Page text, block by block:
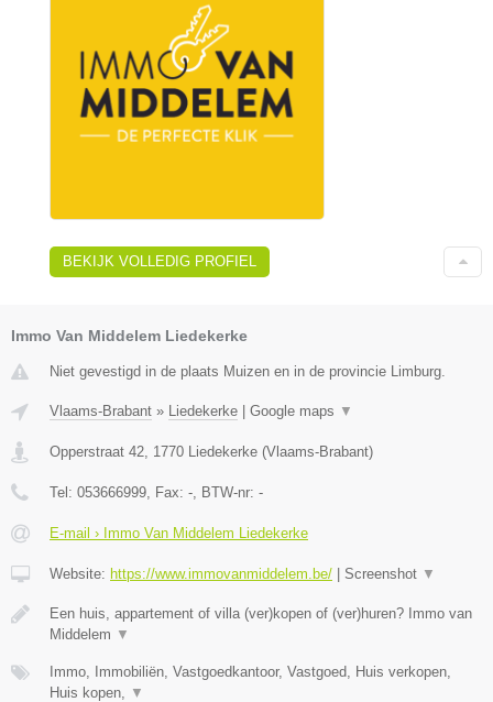
BEKIJK VOLLEDIG PROFIEL
Immo Van Middelem Liedekerke
Niet gevestigd in de plaats Muizen en in de provincie Limburg.
Vlaams-Brabant » Liedekerke Google maps ▼
Opperstraat 42 1770 Liedekerke (Vlaams-Brabant)
Tel: 053666999 , Fax: - , BTW-nr: -
E-mail › Immo Van Middelem Liedekerke
Website: https://www.immovanmiddelem.be/ Screenshot ▼
Een huis, appartement of villa (ver)kopen of (ver)huren? Immo van
Middelem ▼
Immo, Immobiliën, Vastgoedkantoor, Vastgoed, Huis verkopen,
Huis kopen,
▼